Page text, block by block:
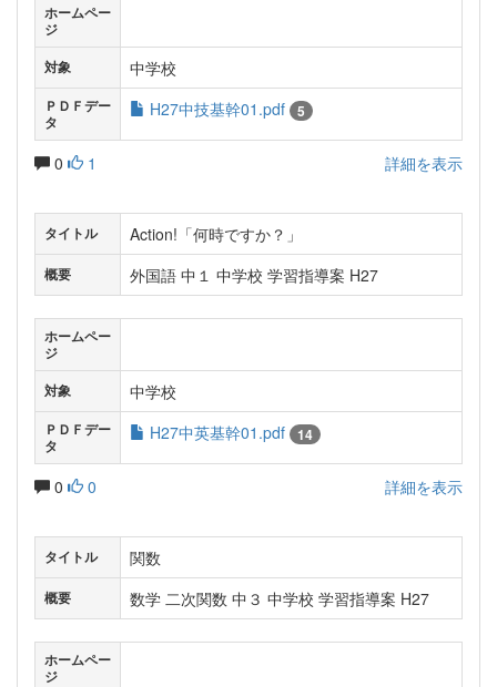
ホームペー
ジ
対象
中学校
ＰＤＦデー
タ
H27中技基幹01.pdf 5
0 1 詳細を表示
タイトル Action!「何時ですか？」
概要 外国語 中１ 中学校 学習指導案 H27
ホームペー
ジ
対象
中学校
ＰＤＦデー
タ
H27中英基幹01.pdf 14
0 0 詳細を表示
タイトル 関数
概要 数学 二次関数 中３ 中学校 学習指導案 H27
ホームペー
ジ